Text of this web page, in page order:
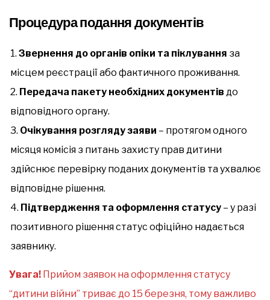
Процедура подання документів
Звернення до органів опіки та піклування за
місцем реєстрації або фактичного проживання.
Передача пакету необхідних документів до
відповідного органу.
Очікування розгляду заяви – протягом одного
місяця комісія з питань захисту прав дитини
здійснює перевірку поданих документів та ухвалює
відповідне рішення.
Підтвердження та оформлення статусу – у разі
позитивного рішення статус офіційно надається
заявнику.
Увага! Прийом заявок на оформлення статусу
“дитини війни” триває до 15 березня, тому важливо